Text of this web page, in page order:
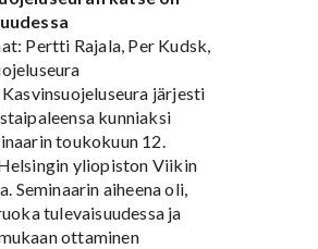
Pertti Rajala, Per Kudsk,
järjesti
kunniaksi
toukokuun 12.
yliopiston Viikin
Seminaarin aiheena oli,
tulevaisuudessa ja
ottaminen